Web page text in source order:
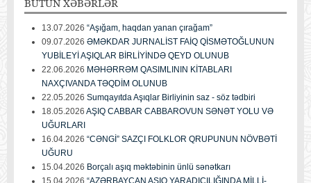
13.07.2026 “Aşığam, haqdan yanan çırağam”
09.07.2026 ƏMƏKDAR JURNALİST FAİQ QİSMƏTOĞLUNUN
YUBİLEYİ AŞIQLAR BİRLİYİNDƏ QEYD OLUNUB
22.06.2026 MƏHƏRRƏM QASIMLININ KİTABLARI
NAXÇIVANDA TƏQDİM OLUNUB
22.05.2026 Sumqayıtda Aşıqlar Birliyinin saz - söz tədbiri
18.05.2026 AŞIQ CABBAR CABBAROVUN SƏNƏT YOLU VƏ
UĞURLARI
16.04.2026 “CƏNGİ” SAZÇI FOLKLOR QRUPUNUN NÖVBƏTİ
UĞURU
15.04.2026 Borçalı aşıq məktəbinin ünlü sənətkarı
15.04.2026 “AZƏRBAYCAN AŞIQ YARADICILIĞINDA MİLLİ-